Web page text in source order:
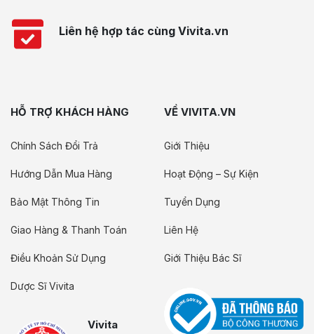
Liên hệ hợp tác cùng Vivita.vn
HỖ TRỢ KHÁCH HÀNG
Chính Sách Đổi Trả
Hướng Dẫn Mua Hàng
Bảo Mật Thông Tin
Giao Hàng & Thanh Toán
Điều Khoản Sử Dụng
Dược Sĩ Vivita
Vivita
VỀ VIVITA.VN
Giới Thiệu
Hoạt Động – Sự Kiện
Tuyển Dụng
Liên Hệ
Giới Thiệu Bác Sĩ